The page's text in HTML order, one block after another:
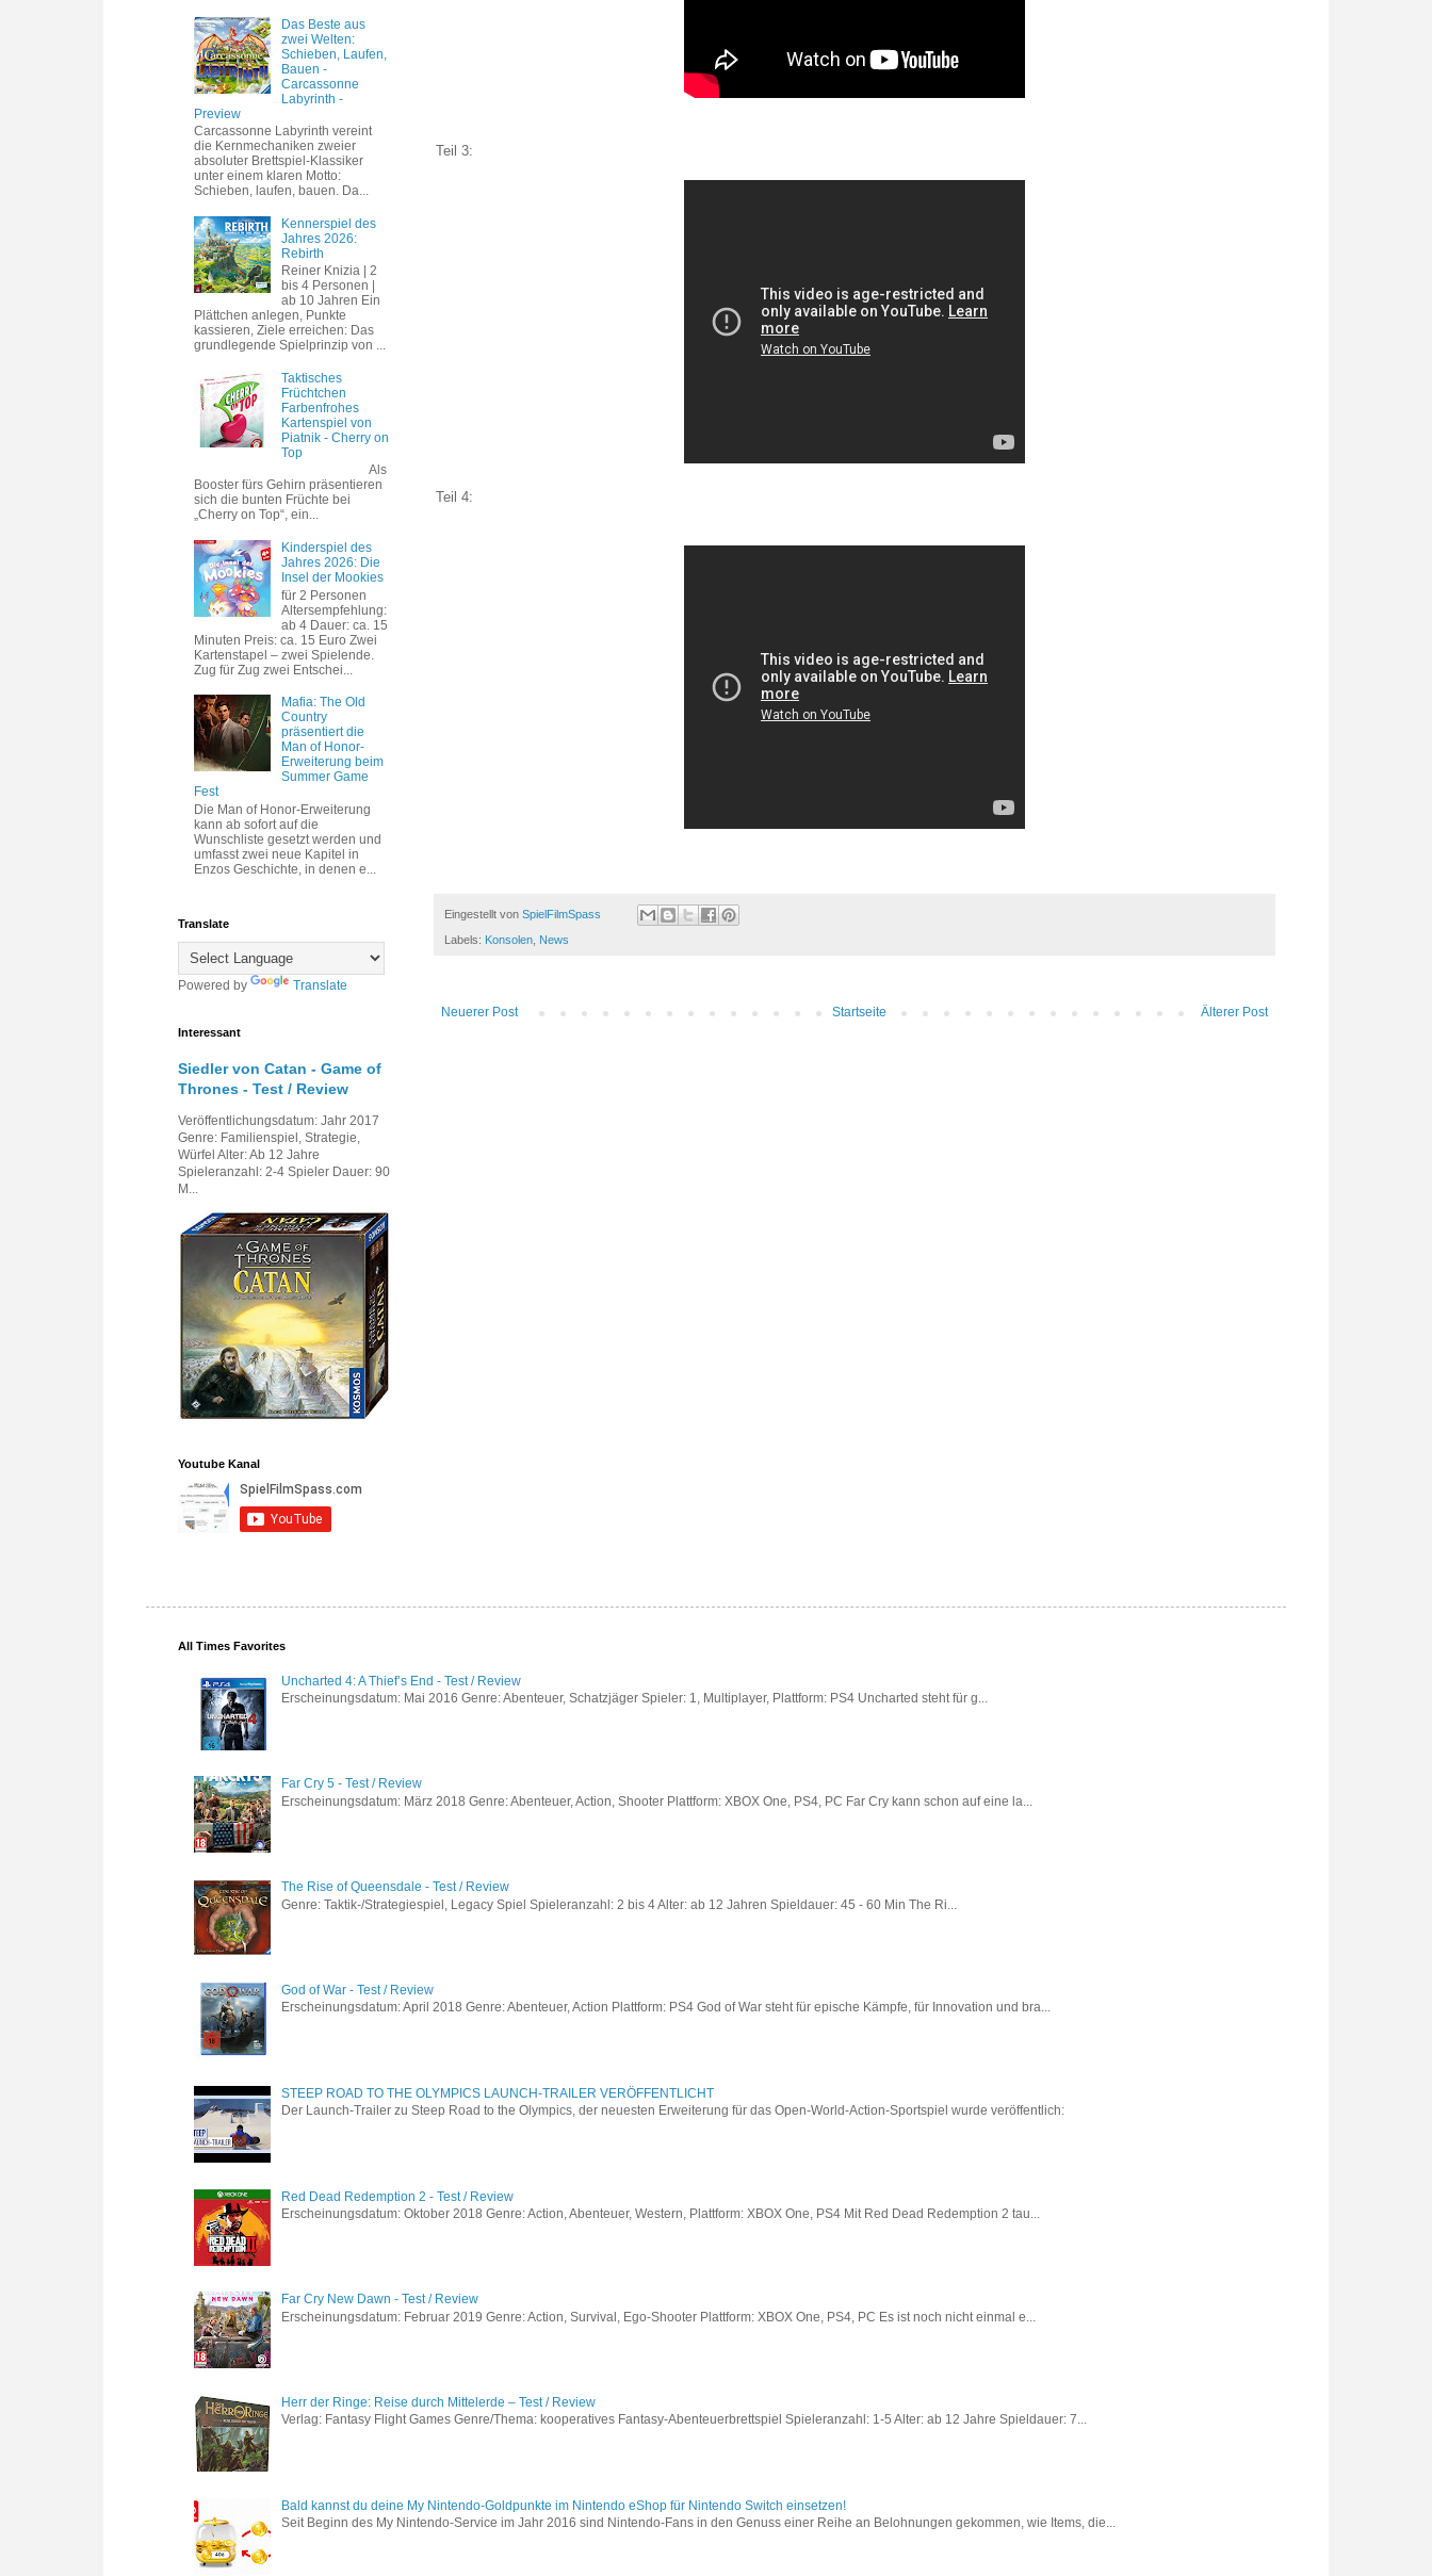
Teil 3:
Teil 4:
Eingestellt von SpielFilmSpass
Labels: Konsolen, News
Neuerer Post Älterer Post
Startseite
Das Beste aus
zwei Welten:
Schieben, Laufen,
Bauen -
Carcassonne
Labyrinth -
Preview
Carcassonne Labyrinth vereint
die Kernmechaniken zweier
absoluter Brettspiel-Klassiker
unter einem klaren Motto:
Schieben, laufen, bauen. Da...
Kennerspiel des
Jahres 2026:
Rebirth
Reiner Knizia | 2
bis 4 Personen |
ab 10 Jahren Ein
Plättchen anlegen, Punkte
kassieren, Ziele erreichen: Das
grundlegende Spielprinzip von ...
Taktisches
Früchtchen
Farbenfrohes
Kartenspiel von
Piatnik - Cherry on
Top
Als
Booster fürs Gehirn präsentieren
sich die bunten Früchte bei
„Cherry on Top“, ein...
Kinderspiel des
Jahres 2026: Die
Insel der Mookies
für 2 Personen
Altersempfehlung:
ab 4 Dauer: ca. 15
Minuten Preis: ca. 15 Euro Zwei
Kartenstapel – zwei Spielende.
Zug für Zug zwei Entschei...
Mafia: The Old
Country
präsentiert die
Man of Honor-
Erweiterung beim
Summer Game
Fest
Die Man of Honor-Erweiterung
kann ab sofort auf die
Wunschliste gesetzt werden und
umfasst zwei neue Kapitel in
Enzos Geschichte, in denen e...
Translate
Powered by Translate
Interessant
Siedler von Catan - Game of
Thrones - Test / Review
Veröffentlichungsdatum: Jahr 2017
Genre: Familienspiel, Strategie,
Würfel Alter: Ab 12 Jahre
Spieleranzahl: 2-4 Spieler Dauer: 90
M...
Youtube Kanal
All Times Favorites
Uncharted 4: A Thief’s End - Test / Review
Erscheinungsdatum: Mai 2016 Genre: Abenteuer, Schatzjäger Spieler: 1, Multiplayer, Plattform: PS4 Uncharted steht für g...
Far Cry 5 - Test / Review
Erscheinungsdatum: März 2018 Genre: Abenteuer, Action, Shooter Plattform: XBOX One, PS4, PC Far Cry kann schon auf eine la...
The Rise of Queensdale - Test / Review
Genre: Taktik-/Strategiespiel, Legacy Spiel Spieleranzahl: 2 bis 4 Alter: ab 12 Jahren Spieldauer: 45 - 60 Min The Ri...
God of War - Test / Review
Erscheinungsdatum: April 2018 Genre: Abenteuer, Action Plattform: PS4 God of War steht für epische Kämpfe, für Innovation und bra...
STEEP ROAD TO THE OLYMPICS LAUNCH-TRAILER VERÖFFENTLICHT
Der Launch-Trailer zu Steep Road to the Olympics, der neuesten Erweiterung für das Open-World-Action-Sportspiel wurde veröffentlich:
Red Dead Redemption 2 - Test / Review
Erscheinungsdatum: Oktober 2018 Genre: Action, Abenteuer, Western, Plattform: XBOX One, PS4 Mit Red Dead Redemption 2 tau...
Far Cry New Dawn - Test / Review
Erscheinungsdatum: Februar 2019 Genre: Action, Survival, Ego-Shooter Plattform: XBOX One, PS4, PC Es ist noch nicht einmal e...
Herr der Ringe: Reise durch Mittelerde – Test / Review
Verlag: Fantasy Flight Games Genre/Thema: kooperatives Fantasy-Abenteuerbrettspiel Spieleranzahl: 1-5 Alter: ab 12 Jahre Spieldauer: 7...
Bald kannst du deine My Nintendo-Goldpunkte im Nintendo eShop für Nintendo Switch einsetzen!
Seit Beginn des My Nintendo-Service im Jahr 2016 sind Nintendo-Fans in den Genuss einer Reihe an Belohnungen gekommen, wie Items, die...